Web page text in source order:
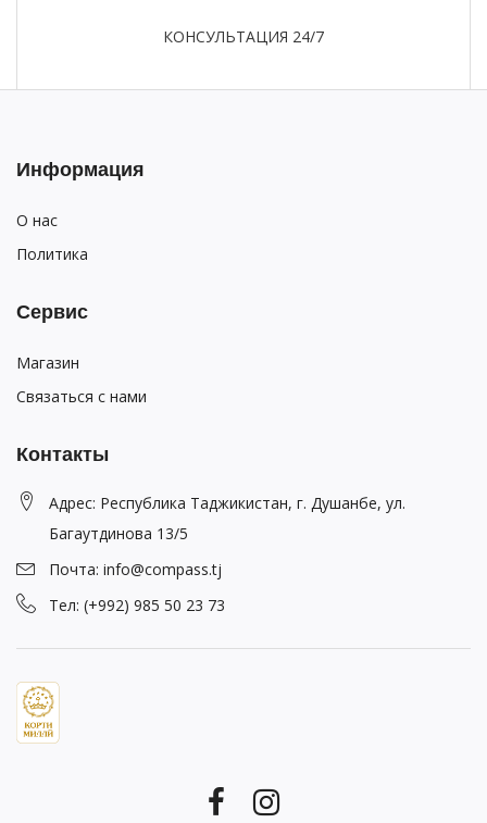
КОНСУЛЬТАЦИЯ 24/7
Информация
О нас
Политика
Сервис
Магазин
Связаться с нами
Контакты
Адрес: Республика Таджикистан, г. Душанбе, ул.
Багаутдинова 13/5
Почта: info@compass.tj
Тел: (+992) 985 50 23 73